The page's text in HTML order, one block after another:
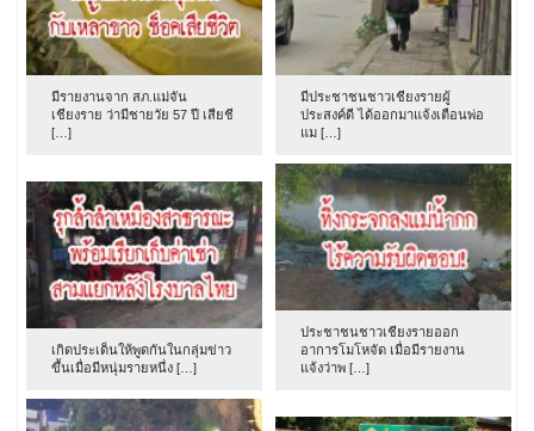
มีรายงานจาก สภ.แม่จัน
เชียงราย ว่ามีชายวัย 57 ปี เสียชี
[…]
มีประชาชนชาวเชียงรายผู้
ประสงค์ดี ได้ออกมาแจ้งเตือนพ่อ
แม […]
เกิดประเด็นให้พูดกันในกลุ่มข่าว
ขึ้นเมื่อมีหนุ่มรายหนึ่ง […]
ประชาชนชาวเชียงรายออก
อาการโมโหจัด เมื่อมีรายงาน
แจ้งว่าพ […]